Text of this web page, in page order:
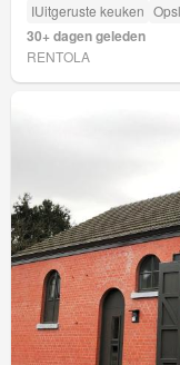
IUitgeruste keuken
30+ dagen geleden
RENTOLA